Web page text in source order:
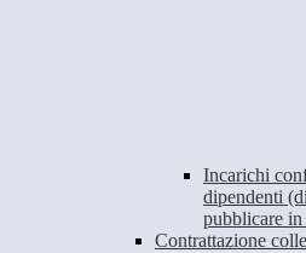
Incarichi
dipendenti
pubblicare in
Contrattazione